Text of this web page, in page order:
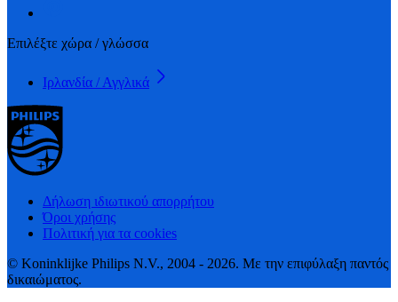
Επιλέξτε χώρα / γλώσσα
Ιρλανδία / Αγγλικά
Δήλωση ιδιωτικού απορρήτου
Όροι χρήσης
Πολιτική για τα cookies
© Koninklijke Philips N.V., 2004 - 2026. Με την επιφύλαξη παντός
δικαιώματος.